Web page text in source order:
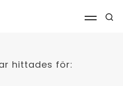
hittades för: